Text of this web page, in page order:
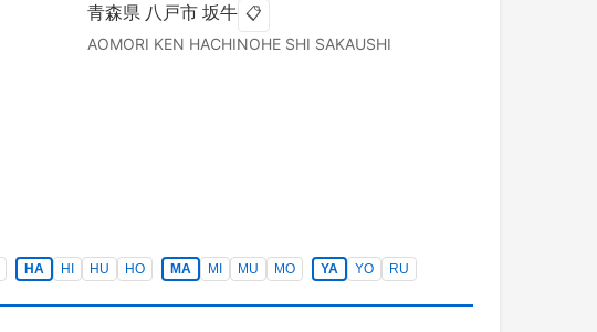
青森県 八戸市 坂牛 📋
AOMORI KEN HACHINOHE SHI SAKAUSHI
HA HI HU HO MA MI MU MO YA YO RU